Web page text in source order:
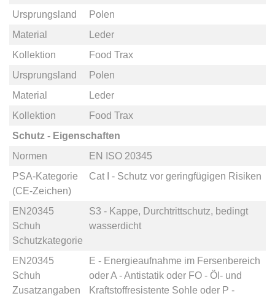
Ursprungsland
Polen
Material
Leder
Kollektion
Food Trax
Ursprungsland
Polen
Material
Leder
Kollektion
Food Trax
Schutz - Eigenschaften
Normen
EN ISO 20345
PSA-Kategorie
(CE-Zeichen)
Cat I - Schutz vor geringfügigen Risiken
EN20345
Schuh
Schutzkategorie
S3 - Kappe, Durchtrittschutz, bedingt
wasserdicht
EN20345
Schuh
Zusatzangaben
E - Energieaufnahme im Fersenbereich
oderA - Antistatikoder FO - Öl- und
Kraftstoffresistente Sohle oder P -